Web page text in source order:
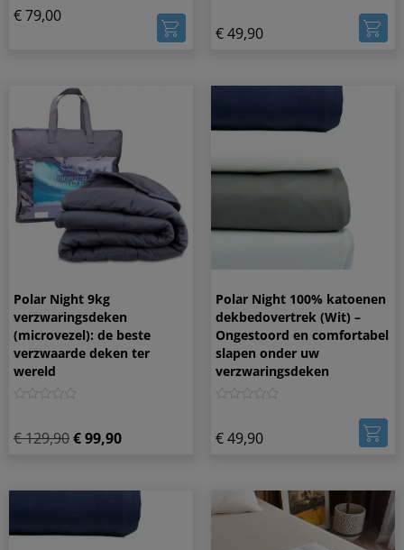
€79,00
€49,90
Polar Night 9kg
verzwaringsdeken
(microvezel): de beste
verzwaarde deken ter
wereld
€129,90€99,90
Polar Night 100% katoenen
dekbedovertrek (Wit) –
Ongestoord en comfortabel
slapen onder uw
verzwaringsdeken
€49,90